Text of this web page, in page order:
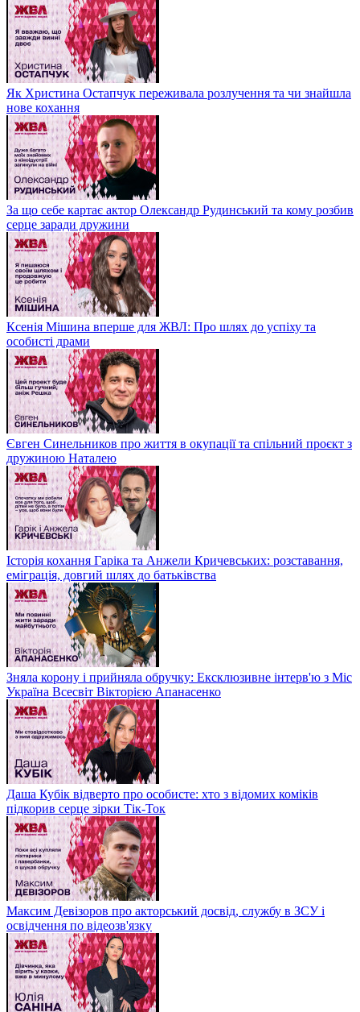
Як Христина Остапчук переживала розлучення та чи знайшла
нове кохання
За що себе картає актор Олександр Рудинський та кому розбив
серце заради дружини
Ксенія Мішина вперше для ЖВЛ: Про шлях до успіху та
особисті драми
Євген Синельников про життя в окупації та спільний проєкт з
дружиною Наталею
Історія кохання Гаріка та Анжели Кричевських: розставання,
еміграція, довгий шлях до батьківства
Зняла корону і прийняла обручку: Ексклюзивне інтерв'ю з Міс
Україна Всесвіт Вікторією Апанасенко
Даша Кубік відверто про особисте: хто з відомих коміків
підкорив серце зірки Тік-Ток
Максим Девізоров про акторський досвід, службу в ЗСУ і
освідчення по відеозв'язку